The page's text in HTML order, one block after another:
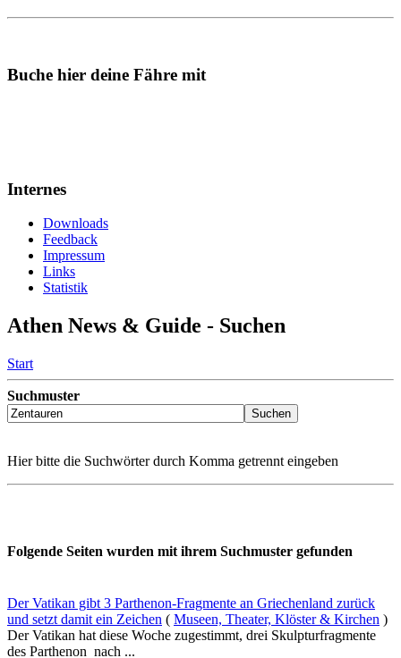
Buche hier deine Fähre mit
Internes
Downloads
Feedback
Impressum
Links
Statistik
Athen News & Guide - Suchen
Start
Suchmuster
Hier bitte die Suchwörter durch Komma getrennt eingeben
Folgende Seiten wurden mit ihrem Suchmuster gefunden
Der Vatikan gibt 3 Parthenon-Fragmente an Griechenland zurück
und setzt damit ein Zeichen ( Museen, Theater, Klöster & Kirchen )
Der Vatikan hat diese Woche zugestimmt, drei Skulpturfragmente
des Parthenon nach ...